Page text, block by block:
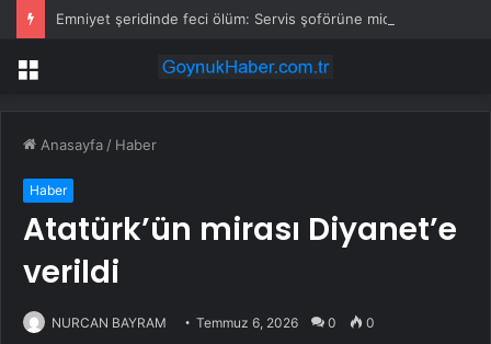
Menü
Anasayfa / Haber
Haber
Atatürk’ün mirası Diyanet’e
verildi
NURCAN BAYRAM Temmuz 6, 2026 0 0